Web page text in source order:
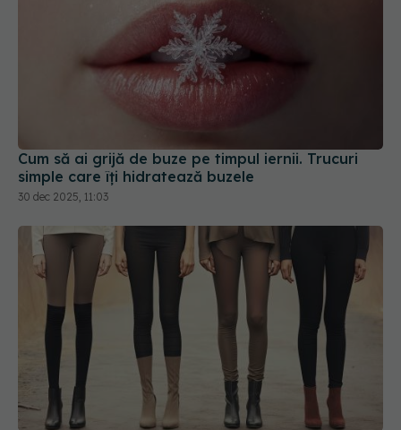
Cum să ai grijă de buze pe timpul iernii. Trucuri
simple care îți hidratează buzele
30 dec 2025, 11:03